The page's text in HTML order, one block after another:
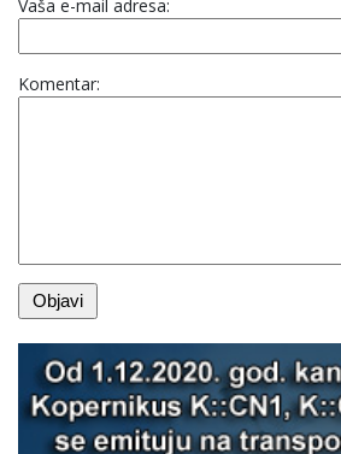
Vaša e-mail adresa:
Komentar: